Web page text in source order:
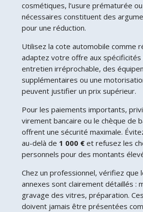
cosmétiques, l’usure prématurée
nécessaires constituent des
pour une réduction.
Utilisez la cote automobile comme
adaptez votre offre aux spécificités
entretien irréprochable, des
supplémentaires ou une
peuvent justifier un prix supérieur.
Pour les paiements importants,
virement bancaire ou le chèque de
offrent une sécurité maximale.
au-delà de 1 000 €et refusez les
personnels pour des montants
Chez un professionnel, vérifiez que
annexes sont clairement détaillés :
gravage des vitres, préparation.
doivent jamais être présentées